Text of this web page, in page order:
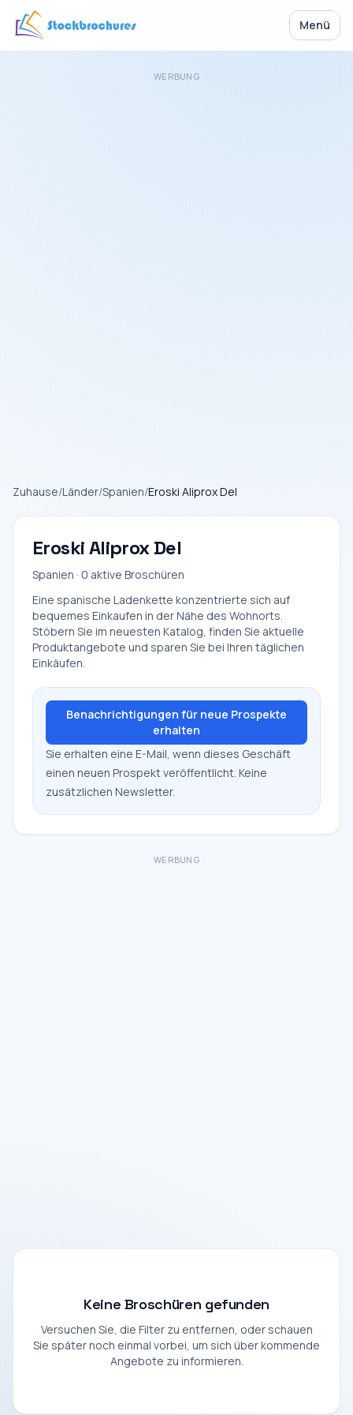
Menü
WERBUNG
Zuhause/Länder/Spanien/Eroski Aliprox Del
Eroski Aliprox Del
Spanien · 0 aktive Broschüren
Eine spanische Ladenkette konzentrierte sich auf
bequemes Einkaufen in der Nähe des Wohnorts.
Stöbern Sie im neuesten Katalog, finden Sie aktuelle
Produktangebote und sparen Sie bei Ihren täglichen
Einkäufen.
Benachrichtigungen für neue Prospekte
erhalten
Sie erhalten eine E-Mail, wenn dieses Geschäft
einen neuen Prospekt veröffentlicht. Keine
zusätzlichen Newsletter.
WERBUNG
Keine Broschüren gefunden
Versuchen Sie, die Filter zu entfernen, oder schauen
Sie später noch einmal vorbei, um sich über kommende
Angebote zu informieren.